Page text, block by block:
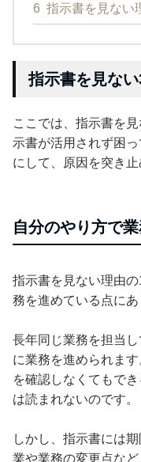
6 指示書を見ない
指示書を見な
ここでは、指示書を
示書が活用されず困
にして、原因を突き止
自分のやり方で
指示書を見ない理由
務を進めている点にあ
長年同じ業務を担当
に業務を進められま
を確認しなくてもで
は読まれないのです。
しかし、指示書には
業や業務の変更点な